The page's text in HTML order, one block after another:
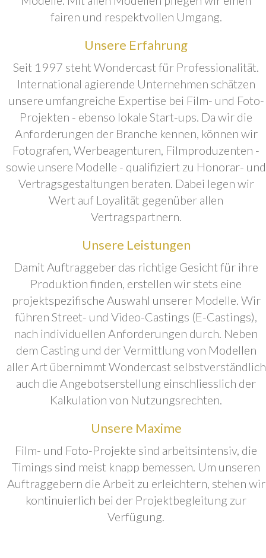
fairen und respektvollen Umgang.
Unsere Erfahrung
Seit 1997 steht Wondercast für Professionalität.
International agierende Unternehmen schätzen
unsere umfangreiche Expertise bei Film- und Foto-
Projekten - ebenso lokale Start-ups. Da wir die
Anforderungen der Branche kennen, können wir
Fotografen, Werbeagenturen, Filmproduzenten -
sowie unsere Modelle - qualifiziert zu Honorar- und
Vertragsgestaltungen beraten. Dabei legen wir
Wert auf Loyalität gegenüber allen
Vertragspartnern.
Unsere Leistungen
Damit Auftraggeber das richtige Gesicht für ihre
Produktion finden, erstellen wir stets eine
projektspezifische Auswahl unserer Modelle. Wir
führen Street- und Video-Castings (E-Castings),
nach individuellen Anforderungen durch. Neben
dem Casting und der Vermittlung von Modellen
aller Art übernimmt Wondercast selbstverständlich
auch die Angebotserstellung einschliesslich der
Kalkulation von Nutzungsrechten.
Unsere Maxime
Film- und Foto-Projekte sind arbeitsintensiv, die
Timings sind meist knapp bemessen. Um unseren
Auftraggebern die Arbeit zu erleichtern, stehen wir
kontinuierlich bei der Projektbegleitung zur
Verfügung.